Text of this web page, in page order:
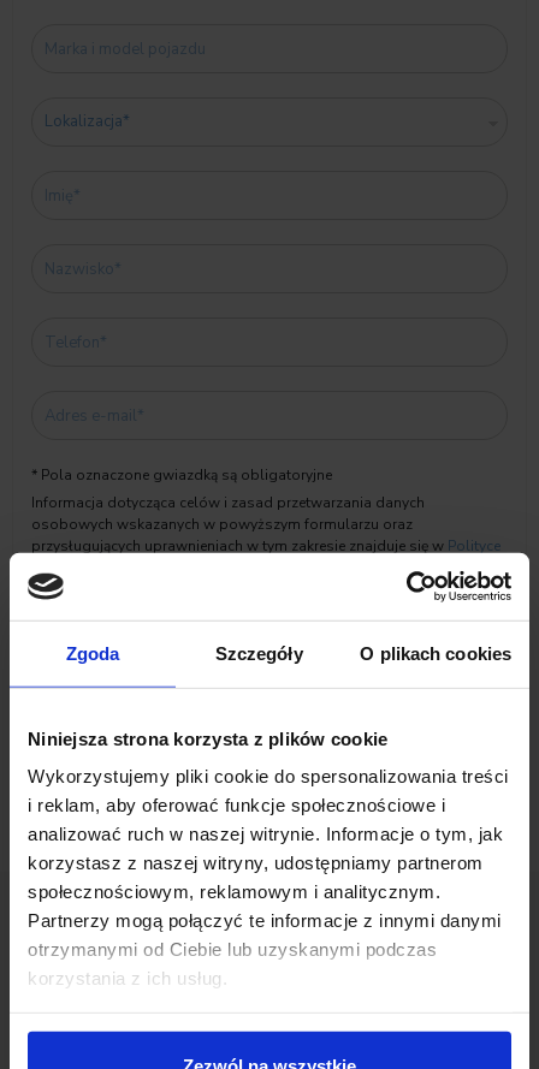
Zgoda Szczegóły O plikach cookies
Niniejsza strona korzysta z plików cookie
Wykorzystujemy pliki cookie do spersonalizowania treści
i reklam, aby oferować funkcje społecznościowe i
analizować ruch w naszej witrynie. Informacje o tym, jak
korzystasz z naszej witryny, udostępniamy partnerom
społecznościowym, reklamowym i analitycznym.
Partnerzy mogą połączyć te informacje z innymi danymi
otrzymanymi od Ciebie lub uzyskanymi podczas
korzystania z ich usług.
* Pola oznaczone gwiazdką są obligatoryjne
Informacja dotycząca celów i zasad przetwarzania danych
osobowych wskazanych w powyższym formularzu oraz
przysługujących uprawnieniach w tym zakresie znajduje się w Polityce
Opinie Klientów